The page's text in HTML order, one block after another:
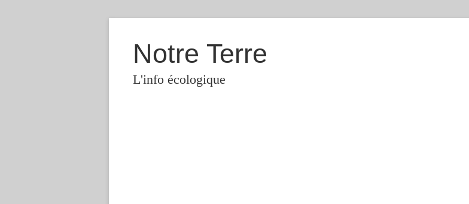
Notre Terre
L'info écologique